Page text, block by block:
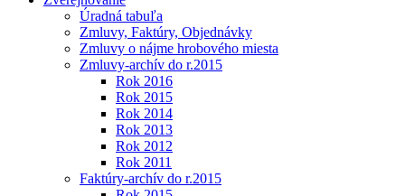
Úradná tabuľa
Zmluvy, Faktúry, Objednávky
Zmluvy o nájme hrobového miesta
Zmluvy-archív do r.2015
Rok 2016
Rok 2015
Rok 2014
Rok 2013
Rok 2012
Rok 2011
Faktúry-archív do r.2015